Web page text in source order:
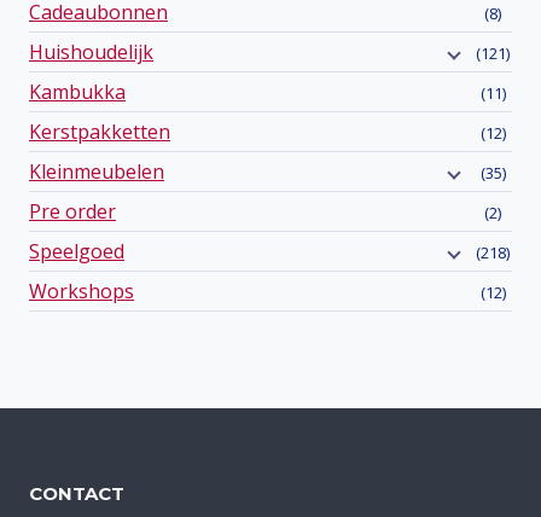
Cadeaubonnen (8)
Huishoudelijk (121)
Kambukka (11)
Kerstpakketten (12)
Kleinmeubelen (35)
Pre order (2)
Speelgoed (218)
Workshops (12)
CONTACT